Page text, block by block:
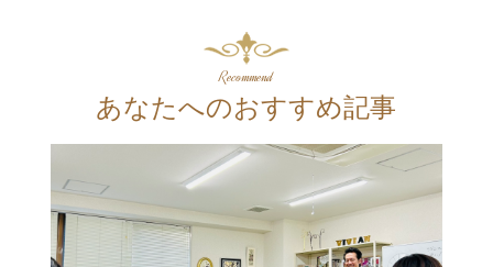
Recommend
あなたへのおすすめ記事